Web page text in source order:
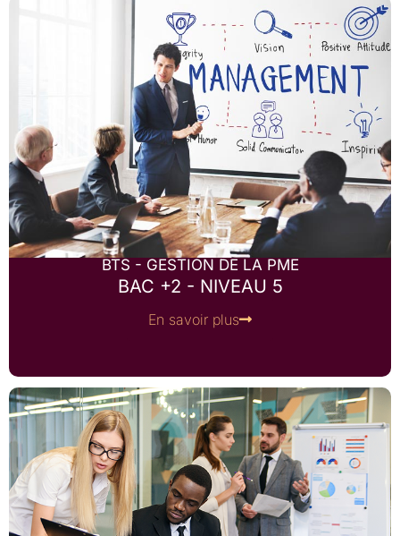
BTS - GESTION DE LA PME
BAC +2 - NIVEAU 5
En savoir plus